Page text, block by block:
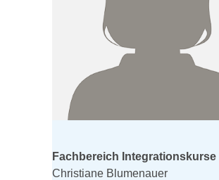
Fachbereich Integrationskurse
Christiane Blumenauer